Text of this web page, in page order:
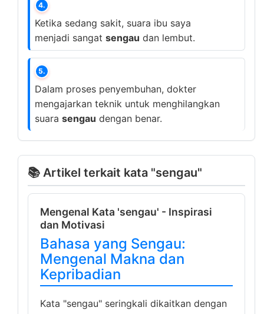
4.
Ketika sedang sakit, suara ibu saya
menjadi sangat sengau dan lembut.
5.
Dalam proses penyembuhan, dokter
mengajarkan teknik untuk menghilangkan
suara sengau dengan benar.
📚 Artikel terkait kata "sengau"
Mengenal Kata 'sengau' - Inspirasi
dan Motivasi
Bahasa yang Sengau:
Mengenal Makna dan
Kepribadian
Kata "sengau" seringkali dikaitkan dengan